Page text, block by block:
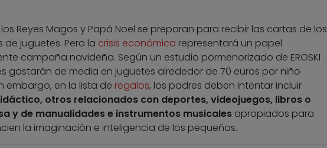
Reyes Magos y Papá Noel se preparan para recibir las cartas de los
juguetes. Pero la crisis económica representará un papel
campaña navideña. Según un estudio pormenorizado de EROSKI
gastarán de media en juguetes alrededor de 70 euros por niño
embargo, en la lista de regalos, los padres deben intentar incluir
otros relacionados con deportes, videojuegos, libros o
y de manualidades e instrumentos musicalesapropiados para
la imaginación e inteligencia de los pequeños.